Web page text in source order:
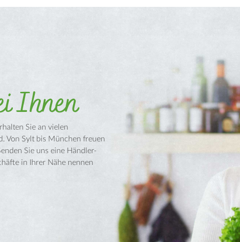
Ihnen
Sie an vielen
Von Sylt bis München freuen
Sie uns eine Händler-
in Ihrer Nähe nennen